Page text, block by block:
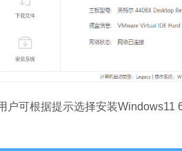
可根据提示选择安装Windows11